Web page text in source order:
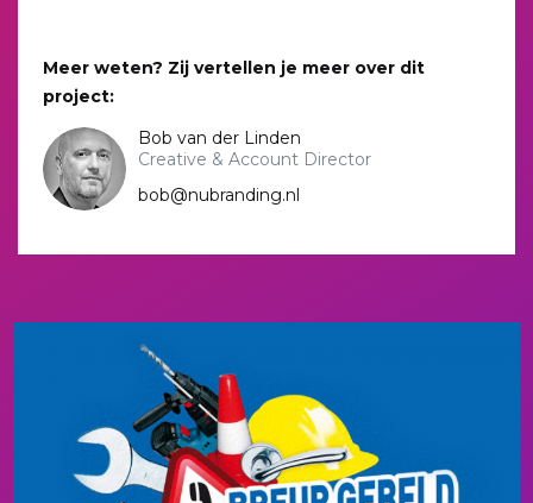
Meer weten? Zij vertellen je meer over dit
project:
Bob van der Linden
Creative & Account Director
bob@nubranding.nl